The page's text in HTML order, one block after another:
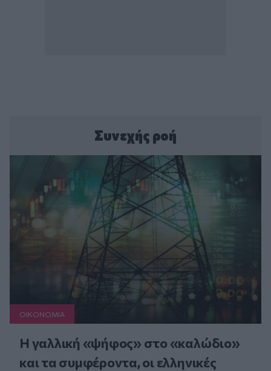
Συνεχής ροή
ΟΙΚΟΝΟΜΙΑ
Η γαλλική «ψήφος» στο «καλώδιο»
και τα συμφέροντα, οι ελληνικές